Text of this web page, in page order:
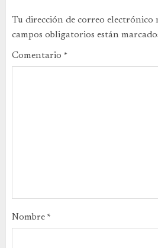
Tu dirección de correo electrónico
campos obligatorios están
Comentario *
Nombre *